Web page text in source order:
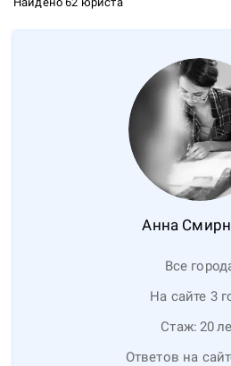
Анна
Все
На сайте 3
Стаж: 20
Ответов на